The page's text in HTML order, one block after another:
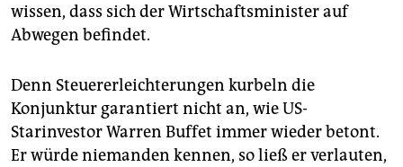
wissen, dass sich der Wirtschaftsminister auf
Abwegen befindet.
Denn Steuererleichterungen kurbeln die
Konjunktur garantiert nicht an, wie US-
Starinvestor Warren Buffet immer wieder betont.
Er würde niemanden kennen, so ließ er verlauten,